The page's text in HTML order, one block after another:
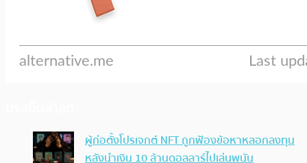
ผู้ก่อตั้งโปรเจกต์ NFT ถูกฟ้องข้อหาหลอกลงทุน
หลังนำเงิน 10 ล้านดอลลาร์ไปเล่นพนัน